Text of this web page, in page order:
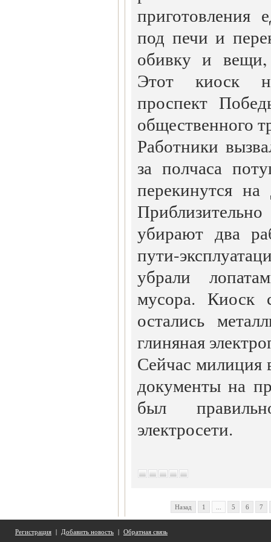
приготовления
под печи и
обивку и
Этот киоск
проспект
общественного
Работники
за полчаса
перекинутся на
убирают два
пути-
убрали
мусора. Киоск
остались
глиняная
Сейчас милиция
документы на
был
электросети.
Назад 1 5 6 7
Регистрация | Добавить новость | Обратная связь